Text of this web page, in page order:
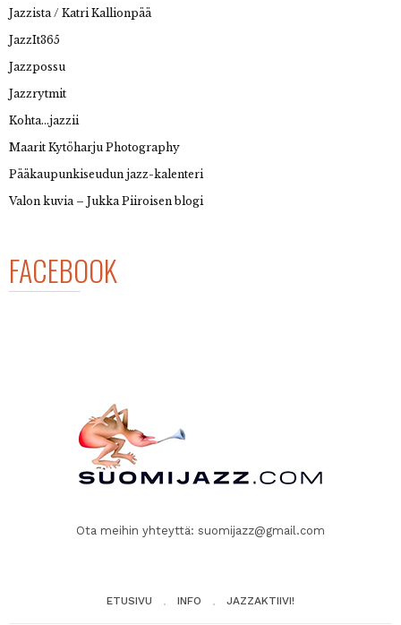
Jazzista / Katri Kallionpää
JazzIt365
Jazzpossu
Jazzrytmit
Kohta…jazzii
Maarit Kytöharju Photography
Pääkaupunkiseudun jazz-kalenteri
Valon kuvia – Jukka Piiroisen blogi
FACEBOOK
Ota meihin yhteyttä: suomijazz@gmail.com
ETUSIVU INFO JAZZAKTIIVI!